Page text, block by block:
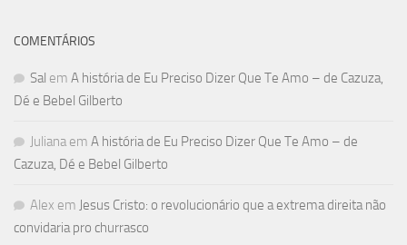
COMENTÁRIOS
Sal em A história de Eu Preciso Dizer Que Te Amo – de Cazuza,
Dé e Bebel Gilberto
Juliana em A história de Eu Preciso Dizer Que Te Amo – de
Cazuza, Dé e Bebel Gilberto
Alex em Jesus Cristo: o revolucionário que a extrema direita não
convidaria pro churrasco